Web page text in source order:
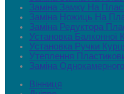
Заміна Замку На
Заміна Ножиць На
Заміна Редуктора
Установка Балконної
Установка Ручки
Утеплення
Заміна
Вінниця